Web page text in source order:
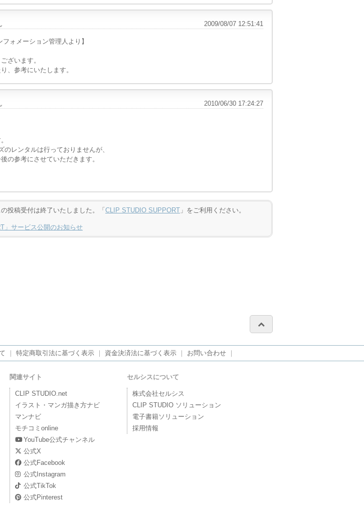
2009/08/07 12:51:41
ォメーション管理人より】
ざいます。
、参考にいたします。
2010/06/30 17:24:27
レンタルは行っておりませんが、
の参考にさせていただきます。
投稿受付は終了いたしました。「CLIP STUDIO SUPPORT 」をご利用ください。
」サービス公開のお知らせ
特定商取引法に基づく表示 資金決済法に基づく表示 お問い合わせ
関連サイト
CLIP STUDIO.net
イラスト・マンガ描き方ナビ
マンナビ
モチコミonline
YouTube公式チャンネル
公式X
公式Facebook
公式Instagram
公式TikTok
公式Pinterest
セルシスについて
株式会社セルシス
CLIP STUDIO ソリューション
電子書籍ソリューション
採用情報